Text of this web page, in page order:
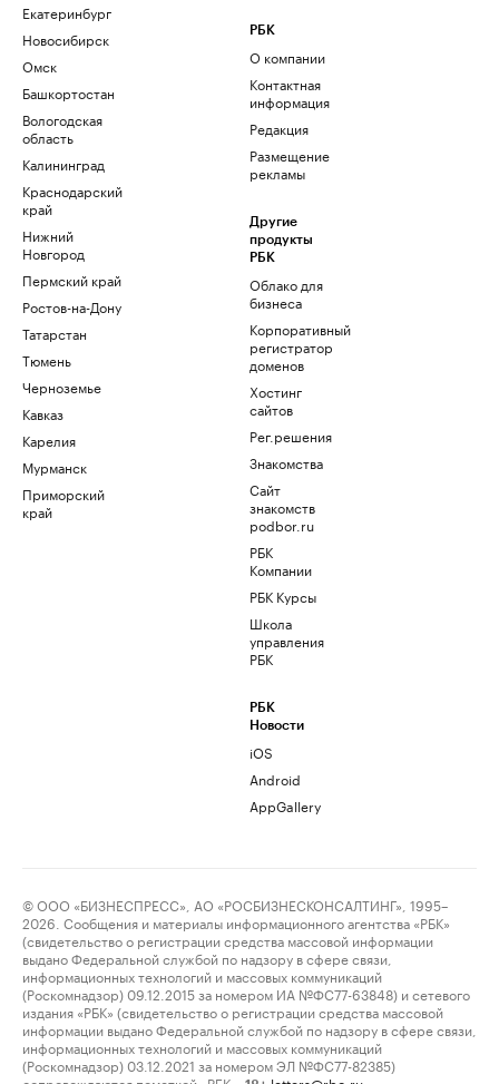
Екатеринбург
Новосибирск
Омск
Башкортостан
Вологодская
область
Калининград
Краснодарский
край
Нижний
Новгород
Пермский край
Ростов-на-Дону
Татарстан
Тюмень
Черноземье
Кавказ
Карелия
Мурманск
Приморский
край
РБК
О компании
Контактная
информация
Редакция
Размещение
рекламы
Другие
продукты
РБК
Облако для
бизнеса
Корпоративный
регистратор
доменов
Хостинг
сайтов
Рег.решения
Знакомства
Сайт
знакомств
podbor.ru
РБК
Компании
РБК Курсы
Школа
управления
РБК
РБК
Новости
iOS
Android
AppGallery
© ООО «БИЗНЕСПРЕСС», АО «РОСБИЗНЕСКОНСАЛТИНГ», 1995–
2026. Сообщения и материалы информационного агентства «РБК»
(свидетельство о регистрации средства массовой информации
выдано Федеральной службой по надзору в сфере связи,
информационных технологий и массовых коммуникаций
(Роскомнадзор) 09.12.2015 за номером ИА №ФС77-63848) и сетевого
издания «РБК» (свидетельство о регистрации средства массовой
информации выдано Федеральной службой по надзору в сфере связи,
информационных технологий и массовых коммуникаций
(Роскомнадзор) 03.12.2021 за номером ЭЛ №ФС77-82385)